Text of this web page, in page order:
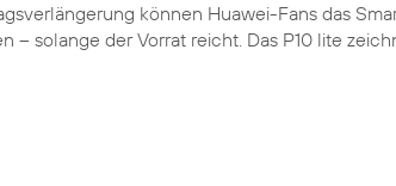
können Huawei-Fans das
– solange der Vorrat reicht. Das P10 lite